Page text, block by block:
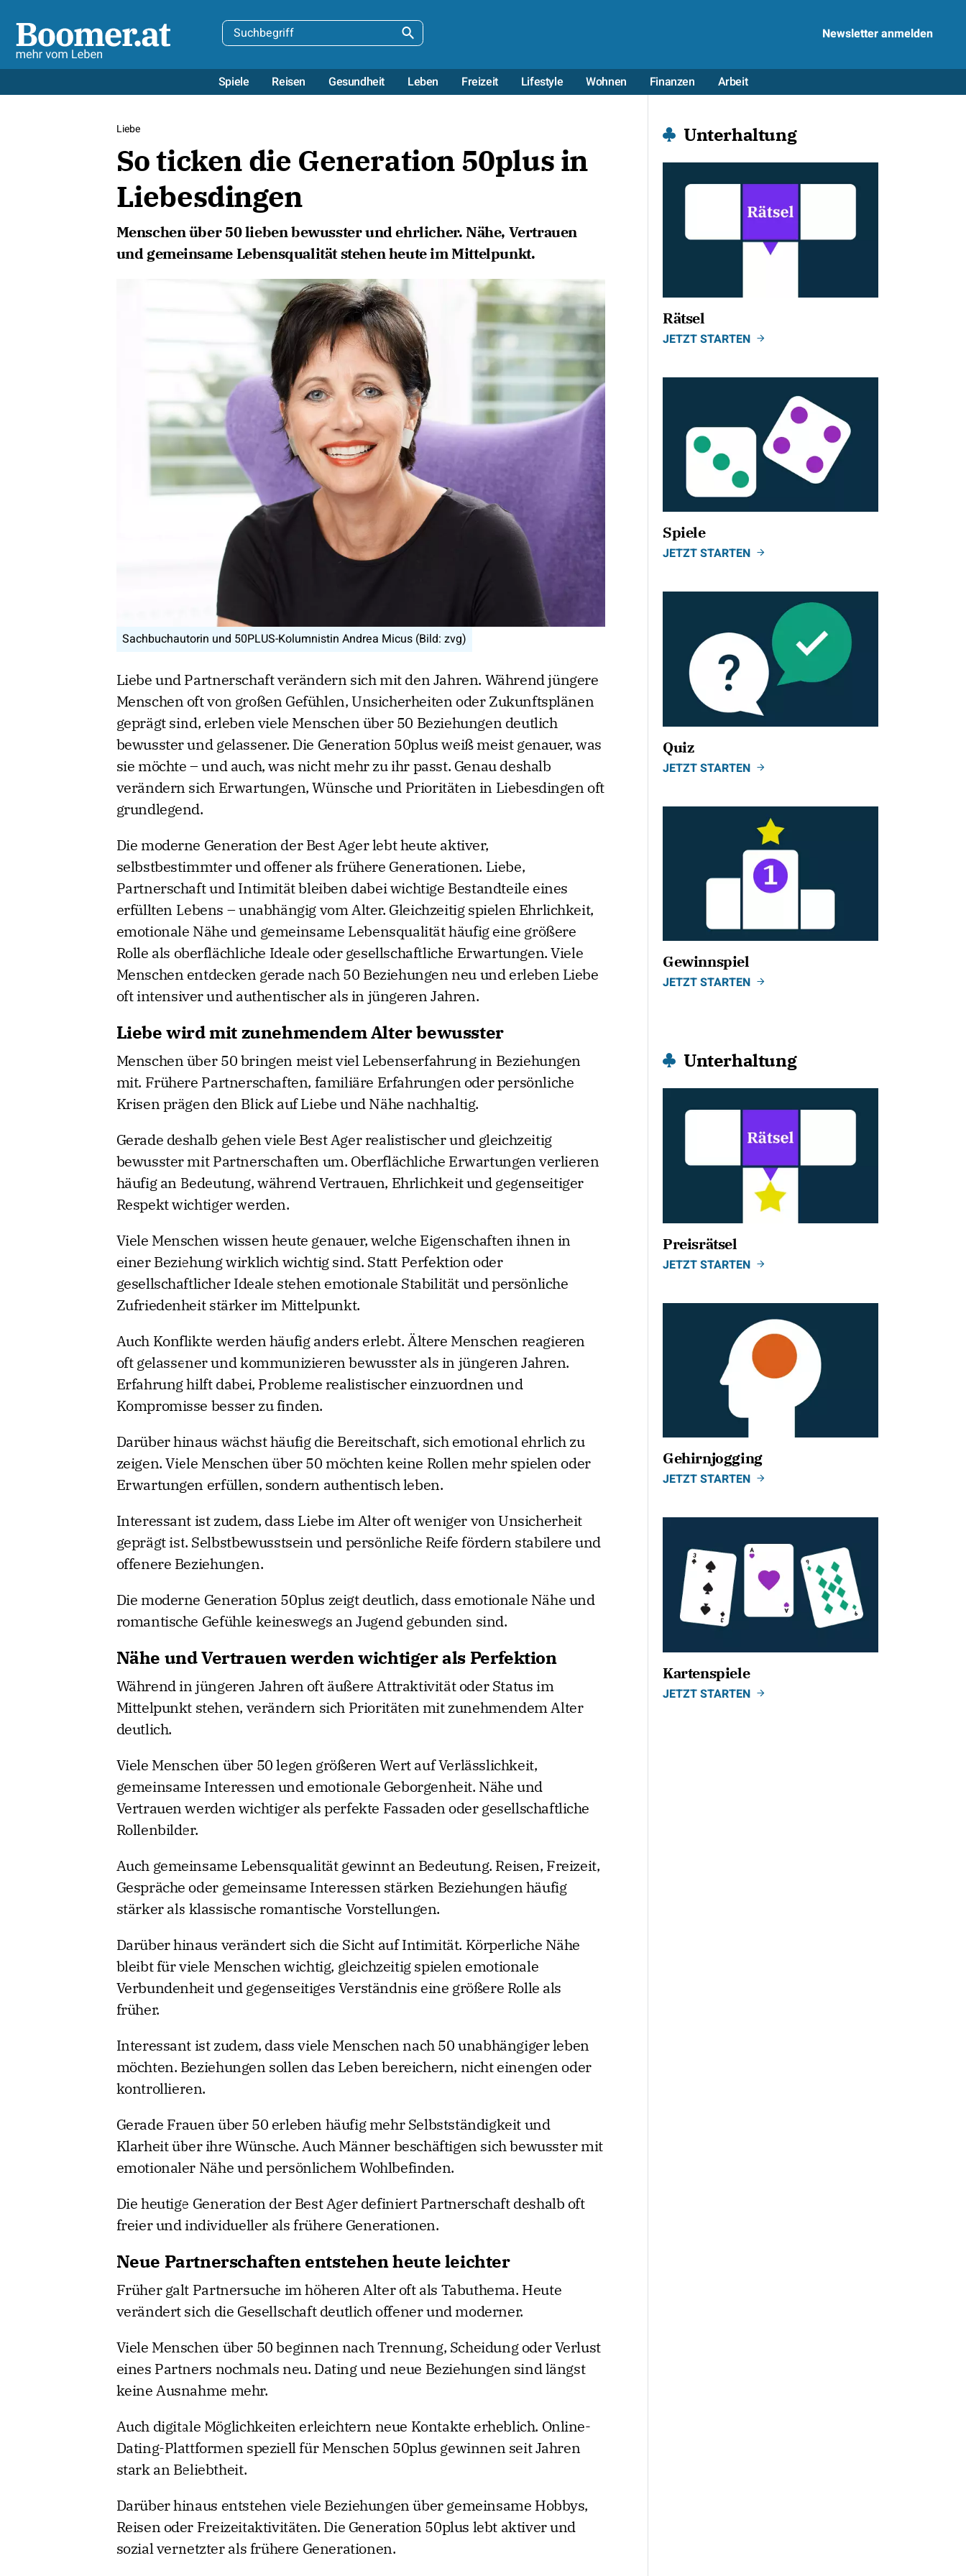
Newsletter anmelden
Spiele Reisen Gesundheit Leben Freizeit Lifestyle Wohnen Finanzen Arbeit
Liebe
So ticken die Generation 50plus in
Liebesdingen
Menschen über 50 lieben bewusster und ehrlicher. Nähe, Vertrauen
und gemeinsame Lebensqualität stehen heute im Mittelpunkt.
Sachbuchautorin und 50PLUS-Kolumnistin Andrea Micus (Bild: zvg)
Liebe und Partnerschaft verändern sich mit den Jahren. Während jüngere
Menschen oft von großen Gefühlen, Unsicherheiten oder Zukunftsplänen
geprägt sind, erleben viele Menschen über 50 Beziehungen deutlich
bewusster und gelassener. Die Generation 50plus weiß meist genauer, was
sie möchte – und auch, was nicht mehr zu ihr passt. Genau deshalb
verändern sich Erwartungen, Wünsche und Prioritäten in Liebesdingen oft
grundlegend.
Die moderne Generation der Best Ager lebt heute aktiver,
selbstbestimmter und offener als frühere Generationen. Liebe,
Partnerschaft und Intimität bleiben dabei wichtige Bestandteile eines
erfüllten Lebens – unabhängig vom Alter. Gleichzeitig spielen Ehrlichkeit,
emotionale Nähe und gemeinsame Lebensqualität häufig eine größere
Rolle als oberflächliche Ideale oder gesellschaftliche Erwartungen. Viele
Menschen entdecken gerade nach 50 Beziehungen neu und erleben Liebe
oft intensiver und authentischer als in jüngeren Jahren.
Liebe wird mit zunehmendem Alter bewusster
Menschen über 50 bringen meist viel Lebenserfahrung in Beziehungen
mit. Frühere Partnerschaften, familiäre Erfahrungen oder persönliche
Krisen prägen den Blick auf Liebe und Nähe nachhaltig.
Gerade deshalb gehen viele Best Ager realistischer und gleichzeitig
bewusster mit Partnerschaften um. Oberflächliche Erwartungen verlieren
häufig an Bedeutung, während Vertrauen, Ehrlichkeit und gegenseitiger
Respekt wichtiger werden.
Viele Menschen wissen heute genauer, welche Eigenschaften ihnen in
einer Beziehung wirklich wichtig sind. Statt Perfektion oder
gesellschaftlicher Ideale stehen emotionale Stabilität und persönliche
Zufriedenheit stärker im Mittelpunkt.
Auch Konflikte werden häufig anders erlebt. Ältere Menschen reagieren
oft gelassener und kommunizieren bewusster als in jüngeren Jahren.
Erfahrung hilft dabei, Probleme realistischer einzuordnen und
Kompromisse besser zu finden.
Darüber hinaus wächst häufig die Bereitschaft, sich emotional ehrlich zu
zeigen. Viele Menschen über 50 möchten keine Rollen mehr spielen oder
Erwartungen erfüllen, sondern authentisch leben.
Interessant ist zudem, dass Liebe im Alter oft weniger von Unsicherheit
geprägt ist. Selbstbewusstsein und persönliche Reife fördern stabilere und
offenere Beziehungen.
Die moderne Generation 50plus zeigt deutlich, dass emotionale Nähe und
romantische Gefühle keineswegs an Jugend gebunden sind.
Nähe und Vertrauen werden wichtiger als Perfektion
Während in jüngeren Jahren oft äußere Attraktivität oder Status im
Mittelpunkt stehen, verändern sich Prioritäten mit zunehmendem Alter
deutlich.
Viele Menschen über 50 legen größeren Wert auf Verlässlichkeit,
gemeinsame Interessen und emotionale Geborgenheit. Nähe und
Vertrauen werden wichtiger als perfekte Fassaden oder gesellschaftliche
Rollenbilder.
Auch gemeinsame Lebensqualität gewinnt an Bedeutung. Reisen, Freizeit,
Gespräche oder gemeinsame Interessen stärken Beziehungen häufig
stärker als klassische romantische Vorstellungen.
Darüber hinaus verändert sich die Sicht auf Intimität. Körperliche Nähe
bleibt für viele Menschen wichtig, gleichzeitig spielen emotionale
Verbundenheit und gegenseitiges Verständnis eine größere Rolle als
früher.
Interessant ist zudem, dass viele Menschen nach 50 unabhängiger leben
möchten. Beziehungen sollen das Leben bereichern, nicht einengen oder
kontrollieren.
Gerade Frauen über 50 erleben häufig mehr Selbstständigkeit und
Klarheit über ihre Wünsche. Auch Männer beschäftigen sich bewusster mit
emotionaler Nähe und persönlichem Wohlbefinden.
Die heutige Generation der Best Ager definiert Partnerschaft deshalb oft
freier und individueller als frühere Generationen.
Neue Partnerschaften entstehen heute leichter
Früher galt Partnersuche im höheren Alter oft als Tabuthema. Heute
verändert sich die Gesellschaft deutlich offener und moderner.
Viele Menschen über 50 beginnen nach Trennung, Scheidung oder Verlust
eines Partners nochmals neu. Dating und neue Beziehungen sind längst
keine Ausnahme mehr.
Auch digitale Möglichkeiten erleichtern neue Kontakte erheblich. Online-
Dating-Plattformen speziell für Menschen 50plus gewinnen seit Jahren
stark an Beliebtheit.
Darüber hinaus entstehen viele Beziehungen über gemeinsame Hobbys,
Reisen oder Freizeitaktivitäten. Die Generation 50plus lebt aktiver und
sozial vernetzter als frühere Generationen.
Unterhaltung
Rätsel
JETZT STARTEN
Spiele
JETZT STARTEN
Quiz
JETZT STARTEN
Gewinnspiel
JETZT STARTEN
Unterhaltung
Preisrätsel
JETZT STARTEN
Gehirnjogging
JETZT STARTEN
Kartenspiele
JETZT STARTEN